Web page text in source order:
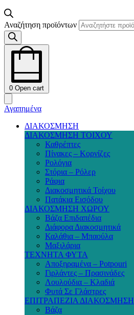
Αναζήτηση προϊόντων
0 Open cart
Αγαπημένα
ΔΙΑΚΟΣΜΗΣΗ
ΔΙΑΚΟΣΜΗΣΗ ΤΟΙΧΟΥ
Καθρέπτες
Πίνακες – Κορνίζες
Ρολόγια
Στόρια – Ρόλερ
Ράφια
Διακοσμητικά Τοίχου
Πατάκια Εισόδου
ΔΙΑΚΟΣΜΗΣΗ ΧΩΡΟΥ
Βάζα Επιδαπέδια
Διάφορα Διακοσμητικά
Καλάθια – Μπαούλα
Μαξιλάρια
ΤΕΧΝΗΤΑ ΦΥΤΑ
Αποξηραμένα – Potpouri
Γιρλάντες – Πρασινάδες
Λουλούδια – Κλαδιά
Φυτά Σε Γλάστρες
ΕΠΙΤΡΑΠΕΖΙΑ ΔΙΑΚΟΣΜΗΣΗ
Βάζα